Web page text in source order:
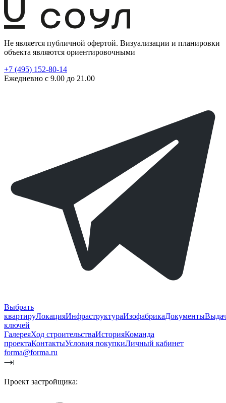
Не является публичной офертой. Визуализации и планировки
объекта являются ориентировочными
+7 (495) 152-80-14
Ежедневно с 9.00 до 21.00
Выбрать
квартируЛокацияИнфраструктураИзофабрикаДокументы
ключей
ГалереяХод строительстваИсторияКоманда
проектаКонтактыУсловия покупкиЛичный кабинет
forma@forma.ru
Проект застройщика: